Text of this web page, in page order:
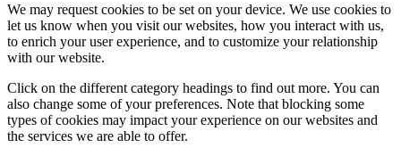
We may request cookies to be set on your device. We use cookies to
let us know when you visit our websites, how you interact with us,
to enrich your user experience, and to customize your relationship
with our website.
Click on the different category headings to find out more. You can
also change some of your preferences. Note that blocking some
types of cookies may impact your experience on our websites and
the services we are able to offer.